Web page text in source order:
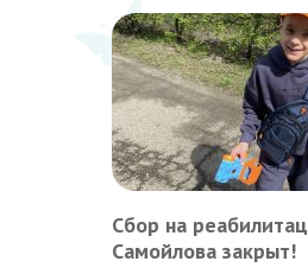
Сбор на
Самойлова закрыт!